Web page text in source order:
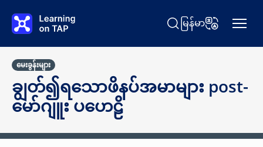
ရှာရန် Learning on TAP
မြန်မာဘာသာစကားပြေ
မေးခွန်းများ
ချွတ်၍ရသောဖိနပ်အမာများ post-
မော်ဂျူး ပဟေဠိ